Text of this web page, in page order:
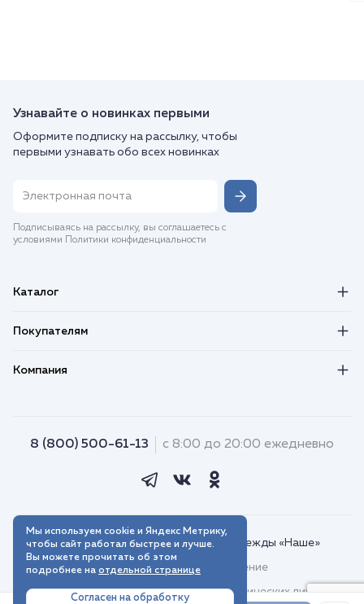
Узнавайте о новинках первыми
Оформите подписку на рассылку, чтобы
первыми узнавать обо всех новинках
Подписываясь на рассылку, вы соглашаетесь с
условиями Политики конфиденциальности
Каталог
Покупателям
Компания
8 (800) 500-61-13 с 8:00 до 20:00 ежедневно
© 2018–2026. Интернет-магазин одежды «Наше»
Пользовательское соглашение
Договор присоединения для юридических лиц
Мы используем cookie и Яндекс Метрику,
чтобы сайт работал быстрее и лучше.
Вы можете прочитать об этом
подробнее на отдельной странице
Согласен на обработку